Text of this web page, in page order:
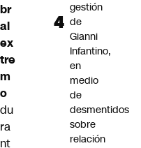
br
al
ex
tre
m
o
du
ra
nt
gestión
de
Gianni
Infantino,
en
medio
de
desmentidos
sobre
relación